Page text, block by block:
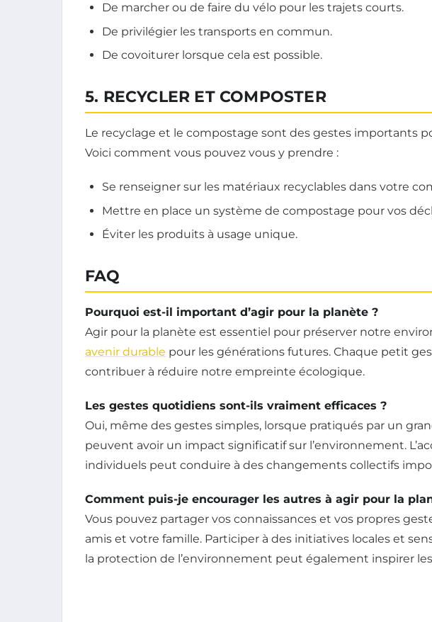
De marcher ou de faire du vélo pour les trajets courts.
De privilégier les transports en commun.
De covoiturer lorsque cela est possible.
5. RECYCLER ET COMPOSTER
Le recyclage et le compostage sont des gestes importants
Voici comment vous pouvez vous y prendre :
Se renseigner sur les matériaux recyclables dans votre
Mettre en place un système de compostage pour vos
Éviter les produits à usage unique.
FAQ
Pourquoi est-il important d’agir pour la planète ?
Agir pour la planète est essentiel pour préserver notre
avenir durable pour les générations futures. Chaque petit
contribuer à réduire notre empreinte écologique.
Les gestes quotidiens sont-ils vraiment efficaces ?
Oui, même des gestes simples, lorsque pratiqués par un
peuvent avoir un impact significatif sur l’environnement.
individuels peut conduire à des changements collectifs
Comment puis-je encourager les autres à agir pour la
Vous pouvez partager vos connaissances et vos propres
amis et votre famille. Participer à des initiatives locales et
la protection de l’environnement peut également inspirer